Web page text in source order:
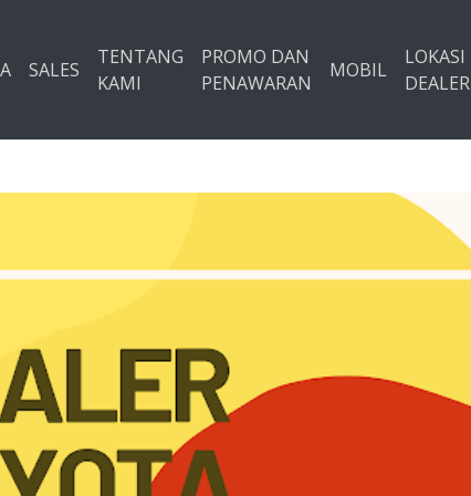
SALES
TENTANG
KAMI
PROMO DAN
PENAWARAN
MOBIL
LOKASI
DEALER